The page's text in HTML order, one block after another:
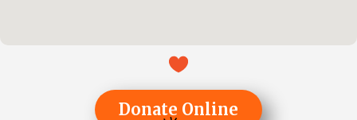
Donate Online